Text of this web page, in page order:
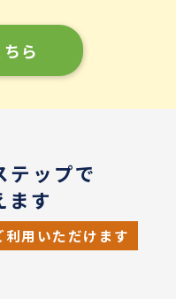
ら
テップで
ます
用いただけます